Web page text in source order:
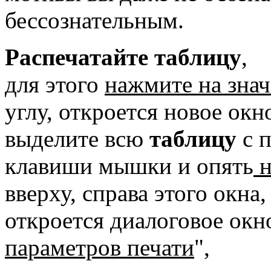
бессознательным.
Распечатайте таблицу,
для этого нажмите на
углу, откроется новое
выделите всю таблицу с
клавиши мышки и опять
вверху, справа этого окна,
откроется диалоговое
параметров печати",